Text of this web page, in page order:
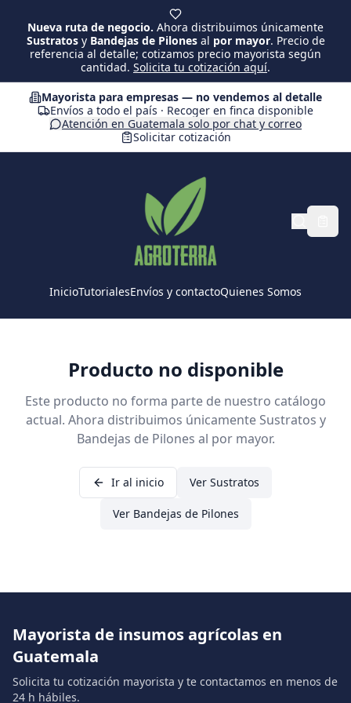
Nueva ruta de negocio. Ahora distribuimos únicamente
Sustratosy Bandejas de Pilonesal por mayor. Precio de
referencia al detalle; cotizamos precio mayorista según
cantidad. Solicita tu cotización aquí.
Mayorista para empresas — no vendemos al detalle
Envíos a todo el país · Recoger en finca disponible
Atención en Guatemala solo por chat y correo
Solicitar cotización
InicioTutorialesEnvíos y contactoQuienes Somos
Producto no disponible
Este producto no forma parte de nuestro catálogo
actual. Ahora distribuimos únicamente Sustratos y
Bandejas de Pilones al por mayor.
Ir al inicio Ver Sustratos
Ver Bandejas de Pilones
Mayorista de insumos agrícolas en
Guatemala
Solicita tu cotización mayorista y te contactamos en menos de
24 h hábiles.